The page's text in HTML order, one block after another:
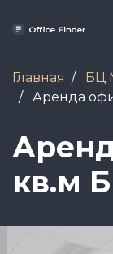
содержанию
Главная
БЦ
Аренда
кв.м